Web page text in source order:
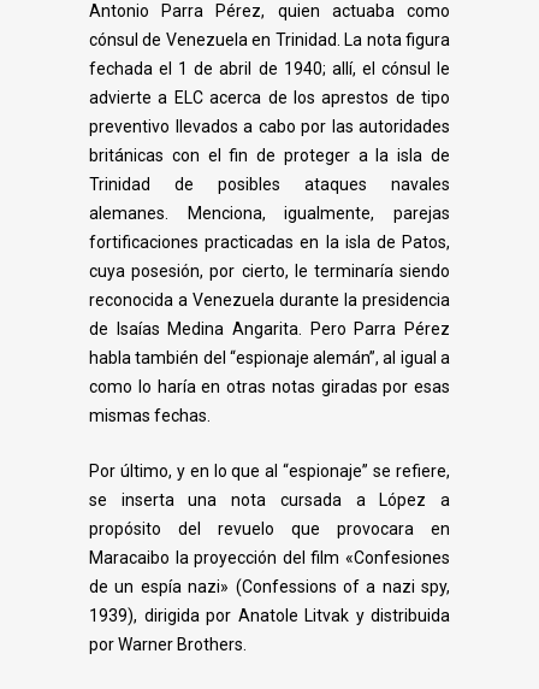
Antonio Parra Pérez, quien actuaba como
cónsul de Venezuela en Trinidad. La nota figura
fechada el 1 de abril de 1940; allí, el cónsul le
advierte a ELC acerca de los aprestos de tipo
preventivo llevados a cabo por las autoridades
británicas con el fin de proteger a la isla de
Trinidad de posibles ataques navales
alemanes. Menciona, igualmente, parejas
fortificaciones practicadas en la isla de Patos,
cuya posesión, por cierto, le terminaría siendo
reconocida a Venezuela durante la presidencia
de Isaías Medina Angarita. Pero Parra Pérez
habla también del “espionaje alemán”, al igual a
como lo haría en otras notas giradas por esas
mismas fechas.
Por último, y en lo que al “espionaje” se refiere,
se inserta una nota cursada a López a
propósito del revuelo que provocara en
Maracaibo la proyección del film «Confesiones
de un espía nazi» (Confessions of a nazi spy,
1939), dirigida por Anatole Litvak y distribuida
por Warner Brothers.